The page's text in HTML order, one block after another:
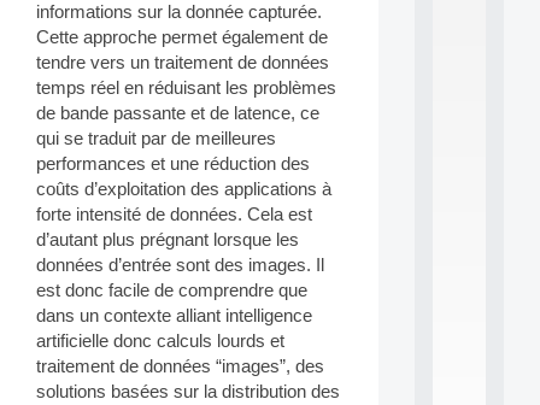
informations sur la donnée capturée.
Cette approche permet également de
tendre vers un traitement de données
temps réel en réduisant les problèmes
de bande passante et de latence, ce
qui se traduit par de meilleures
performances et une réduction des
coûts d’exploitation des applications à
forte intensité de données. Cela est
d’autant plus prégnant lorsque les
données d’entrée sont des images. Il
est donc facile de comprendre que
dans un contexte alliant intelligence
artificielle donc calculs lourds et
traitement de données “images”, des
solutions basées sur la distribution des